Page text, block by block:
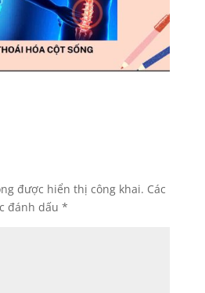
được hiển thị công khai. Các
đánh dấu *